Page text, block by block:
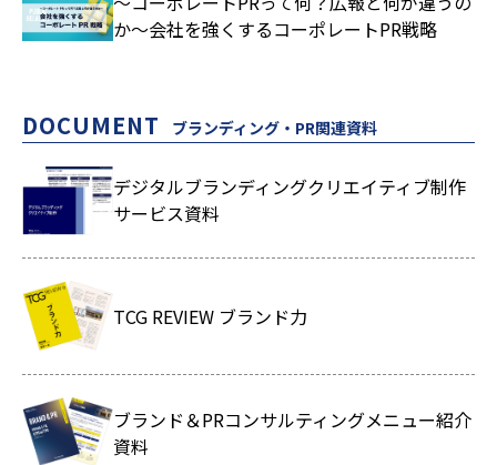
か～会社を強くするコーポレートPR戦略
DOCUMENT ブランディング・PR関連資料
デジタルブランディングクリエイティブ制作
サービス資料
TCG REVIEW ブランド力
ブランド＆PRコンサルティングメニュー紹介
資料